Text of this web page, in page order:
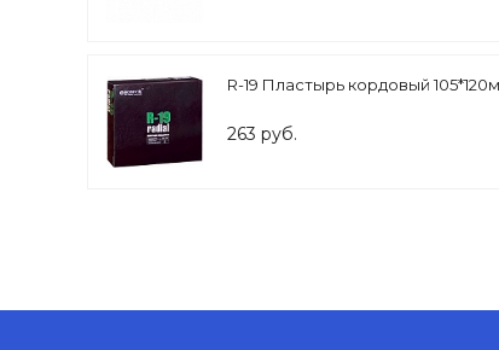
R-19 Пластырь кордовый
263 руб.